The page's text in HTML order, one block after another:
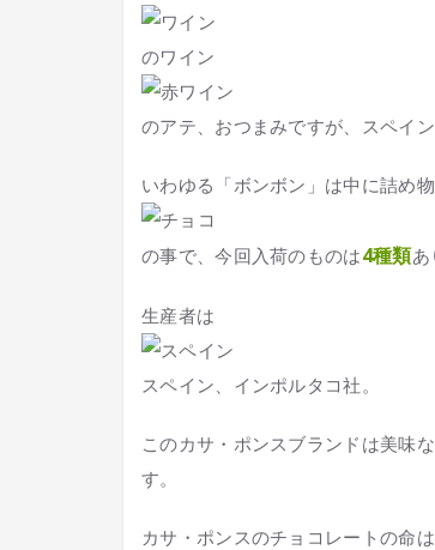
のワイン
のアテ、おつまみですが、スペイ
いわゆる「ボンボン」は中に詰め
の事で、今回入荷のものは4種類あ
生産者は
スペイン、インポルタコ社。
このカサ・ポンスブランドは美味
す。
カサ・ポンスのチョコレートの命